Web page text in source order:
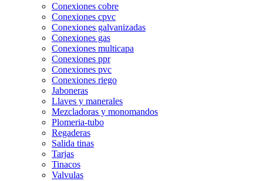
Conexiones cobre
Conexiones cpvc
Conexiones galvanizadas
Conexiones gas
Conexiones multicapa
Conexiones ppr
Conexiones pvc
Conexiones riego
Jaboneras
Llaves y manerales
Mezcladoras y monomandos
Plomeria-tubo
Regaderas
Salida tinas
Tarjas
Tinacos
Valvulas